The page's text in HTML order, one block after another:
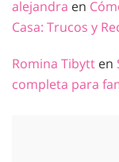
alejandra en
Casa: Trucos y
Romina Tibytt en
completa para